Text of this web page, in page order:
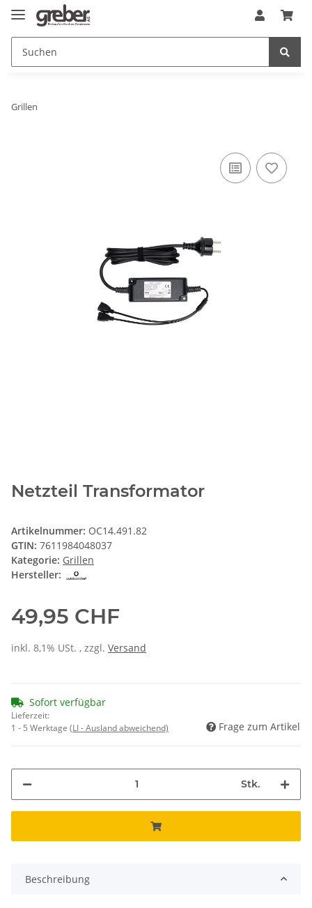
Grillen
Netzteil Transformator
Artikelnummer: OC14.491.82
GTIN: 7611984048037
Kategorie: Grillen
Hersteller:
49,95 CHF
inkl. 8,1% USt. , zzgl. Versand
Sofort verfügbar
Lieferzeit:
1 - 5 Werktage (LI - Ausland abweichend) Frage zum Artikel
Stk.
Beschreibung